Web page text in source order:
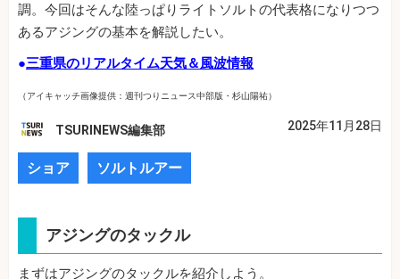
調。今回はそんな陸っぱりライトソルトの代表格になりつつ
あるアジングの基本を解説したい。
●三重県のリアルタイム天気＆風波情報
（アイキャッチ画像提供：週刊つりニュース中部版・杉山陽祐）
TSURINEWS編集部 2025年11月28日
ショア ソルトルアー
アジングのタックル
まずはアジングのタックルを紹介しよう。